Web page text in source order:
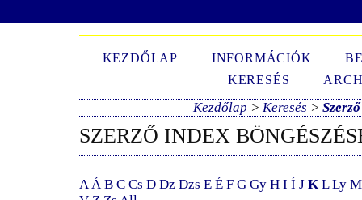
KEZDŐLAP INFORMÁCIÓK
KERESÉS
Kezdőlap > Keresés >
SZERZŐ INDEX
A Á B C Cs D Dz Dzs E É F G Gy H I Í J K L Ly M